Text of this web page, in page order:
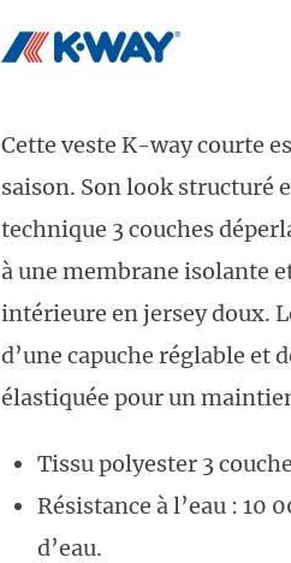
Cette veste K-way courte
saison. Son look structuré
technique 3 couches
à une membrane isolante
intérieure en jersey doux.
d’une capuche réglable et
élastiquée pour un
Tissu polyester 3
Résistance à l’eau : 10
d’eau.